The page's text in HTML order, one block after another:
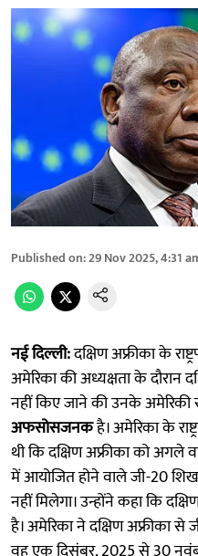
Published on:29 Nov 2025, 4:31
नई दिल्ली:दक्षिण अफ्रीका के
अमेरिका की अध्यक्षता के दौरान
नहीं किए जाने की उनके अमेरिकी
अफसोसजनकहै। अमेरिका के
थी कि दक्षिण अफ्रीका को अगले
में आयोजित होने वाले जी-20
नहीं मिलेगा। उन्होंने कहा कि
है। अमेरिका ने दक्षिण अफ्रीका